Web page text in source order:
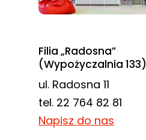
Filia „Radosna”
(Wypożyczalnia 133)
ul. Radosna 11
tel. 22 764 82 81
Napisz do nas